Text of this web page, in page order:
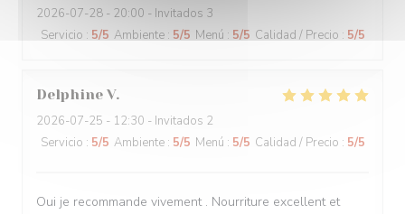
2026-07-28 - 20:00 - Invitados 3
Servicio : 5/5 Ambiente : 5/5 Menú : 5/5 Calidad / Precio : 5/5
Delphine V
2026-07-25 - 12:30 - Invitados 2
Servicio : 5/5 Ambiente : 5/5 Menú : 5/5 Calidad / Precio : 5/5
Oui je recommande vivement . Nourriture excellent et